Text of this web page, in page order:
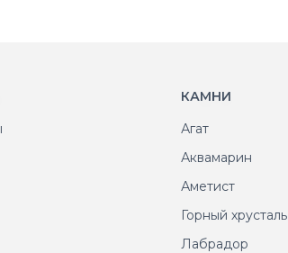
КАМНИ
Агат
Аквамарин
Аметист
Горный хрусталь
Лабрадор